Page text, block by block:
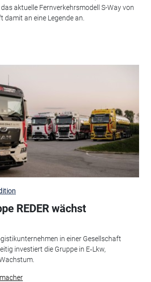
aktuelle Fernverkehrsmodell S-Way von
damit an eine Legende an.
REDER wächst
in einer Gesellschaft
investiert die Gruppe in E‑Lkw,